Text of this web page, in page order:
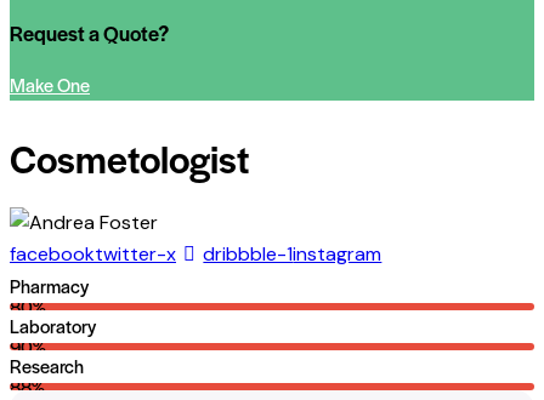
Request a Quote?
Make One
Cosmetologist
facebooktwitter-x dribbble-1instagram
Pharmacy
80%
Laboratory
90%
Research
88%